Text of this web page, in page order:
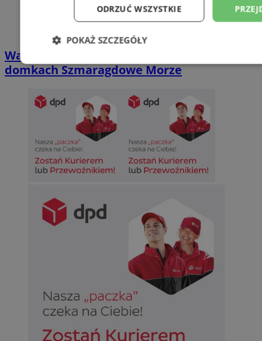
Wakacyjny wypoczynek nad Bałtykiem w
domkach Szmaragdowe Morze
ODRZUĆ WSZYSTKIE
POKAŻ SZCZEGÓŁY
Niezbędne Wydajność
Niesklasyfikowane
Niezbędne pliki cookie umożliwiają korzystanie z podstawowych
takich jak logowanie użytkownika i zarządzanie kontem. Bez
można prawidłowo korzystać ze strony internetowej.
Provider /
Domena
sosnowiecki.pl
QeSessID